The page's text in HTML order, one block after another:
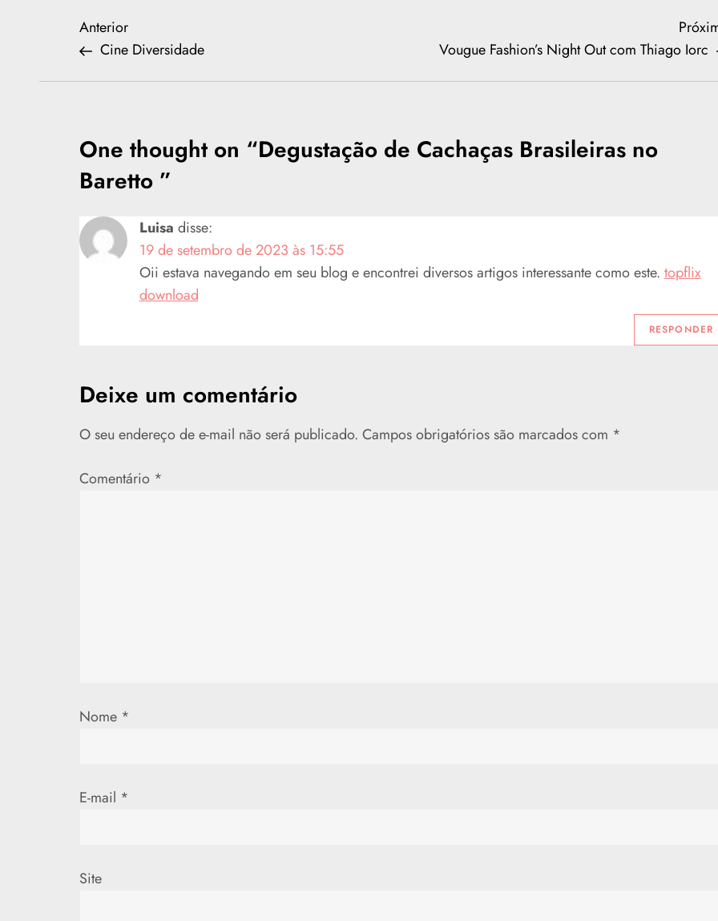
N
a
e
g
a
ç
e
P
o
Previous
Post
Anterior
Cine Diversidade
Vougue Fashion’s Night Out com Thiago Iorc
One thought on “Degustação de Cachaças Brasileiras no
Baretto ”
Luisa disse:
19 de setembro de 2023 às 15:55
Oii estava navegando em seu blog e encontrei diversos artigos interessante como este. topflix
download
RESPONDER
Deixe um comentário
O seu endereço de e-mail não será publicado. Campos obrigatórios são marcados com *
Comentário *
Nome *
E-mail *
Site